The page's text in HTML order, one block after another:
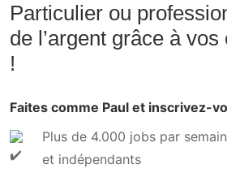
Particulier ou
de l’argent grâce à
!
Faites comme Paul et inscrivez-
Plus de 4.000 jobs par
et indépendants